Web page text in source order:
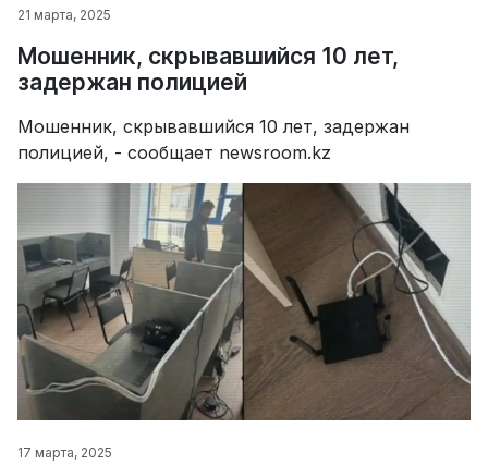
21 марта, 2025
Мошенник, скрывавшийся 10 лет,
задержан полицией
Мошенник, скрывавшийся 10 лет, задержан
полицией, - сообщает newsroom.kz
17 марта, 2025